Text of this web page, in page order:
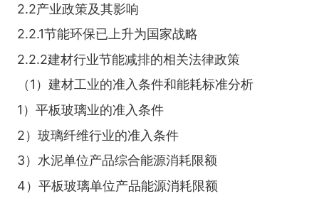
2.2产业政策及其影响
2.2.1节能环保已上升为国家战略
2.2.2建材行业节能减排的相关法律政策
（1）建材工业的准入条件和能耗标准分析
1）平板玻璃业的准入条件
2）玻璃纤维行业的准入条件
3）水泥单位产品综合能源消耗限额
4）平板玻璃单位产品能源消耗限额